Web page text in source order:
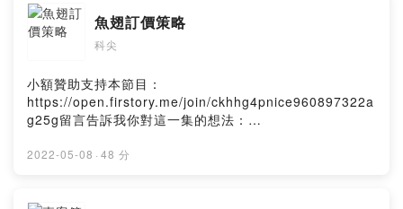
魚翅訂價策略
科尖
小額贊助支持本節目：
https://open.firstory.me/join/ckhhg4pnice960897322a
g25g留言告訴我你對這一集的想法：
ag25g/commentsPowered by Firstory Hosting
2022-05-08 · 48 分